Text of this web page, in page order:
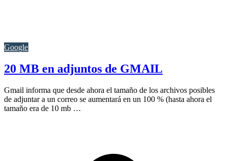
Google
20 MB en adjuntos de GMAIL
Gmail informa que desde ahora el tamaño de los archivos posibles
de adjuntar a un correo se aumentará en un 100 % (hasta ahora el
tamaño era de 10 mb …